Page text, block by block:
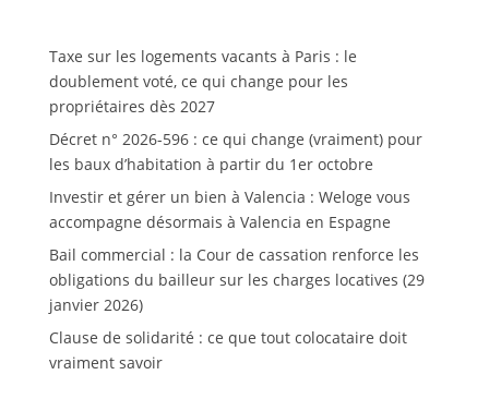
Taxe sur les logements vacants à Paris : le
doublement voté, ce qui change pour les
propriétaires dès 2027
Décret n° 2026-596 : ce qui change (vraiment) pour
les baux d’habitation à partir du 1er octobre
Investir et gérer un bien à Valencia : Weloge vous
accompagne désormais à Valencia en Espagne
Bail commercial : la Cour de cassation renforce les
obligations du bailleur sur les charges locatives (29
janvier 2026)
Clause de solidarité : ce que tout colocataire doit
vraiment savoir